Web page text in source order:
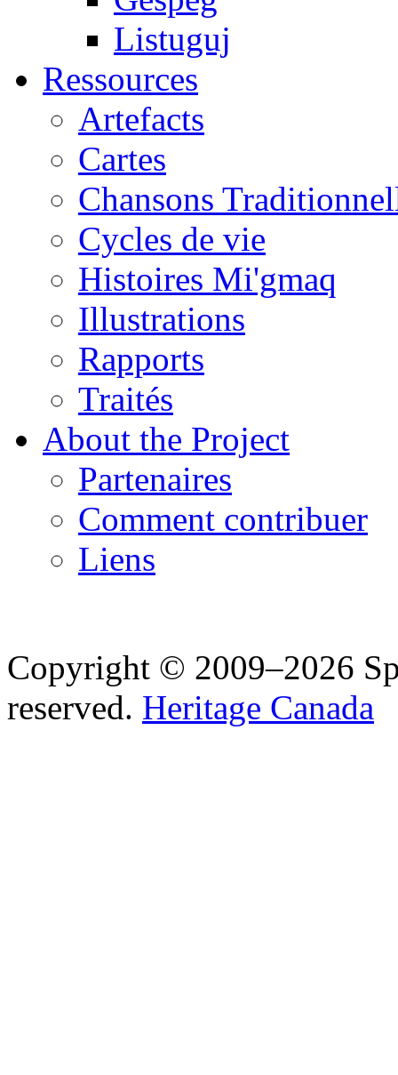
Listuguj
Ressources
Artefacts
Cartes
Chansons
Cycles de vie
Histoires Mi'gmaq
Illustrations
Rapports
Traités
About the Project
Partenaires
Comment contribuer
Liens
Copyright © 2009–2026
reserved. Heritage Canada